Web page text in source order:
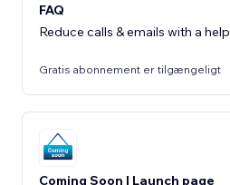
FAQ
Reduce calls & emails with a
Gratis abonnement er tilgængeligt
Coming Soon | Launch page